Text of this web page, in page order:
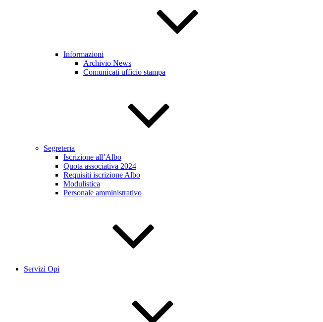
Informazioni
Archivio News
Comunicati ufficio stampa
Segreteria
Iscrizione all’Albo
Quota associativa 2024
Requisiti iscrizione Albo
Modulistica
Personale amministrativo
Servizi Opi